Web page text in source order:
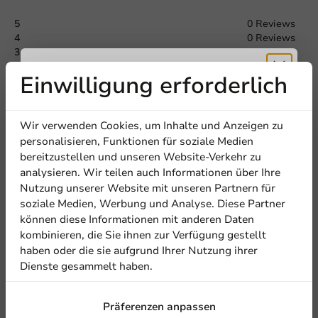
Offerte aanvragen
Titel First name Last name
Firma
Standort
Land
E-Mail
5
0 Reviews
4
0 Reviews
3
0 Reviews
0 Reviews
Teilen Sie Ihre Erfahrung
Are you familiar with this article? Share your experience with
others and let us know what you think!
Eine Bewertung schreiben
Einwilligung erforderlich
Wir verwenden Cookies, um Inhalte und Anzeigen zu
personalisieren, Funktionen für soziale Medien
bereitzustellen und unseren Website-Verkehr zu
analysieren. Wir teilen auch Informationen über Ihre
Nutzung unserer Website mit unseren Partnern für
soziale Medien, Werbung und Analyse. Diese Partner
können diese Informationen mit anderen Daten
kombinieren, die Sie ihnen zur Verfügung gestellt
haben oder die sie aufgrund Ihrer Nutzung ihrer
Dienste gesammelt haben.
Präferenzen anpassen
Erhalten Sie
5% Rabatt
Abonnieren Sie unseren
Newsletter!